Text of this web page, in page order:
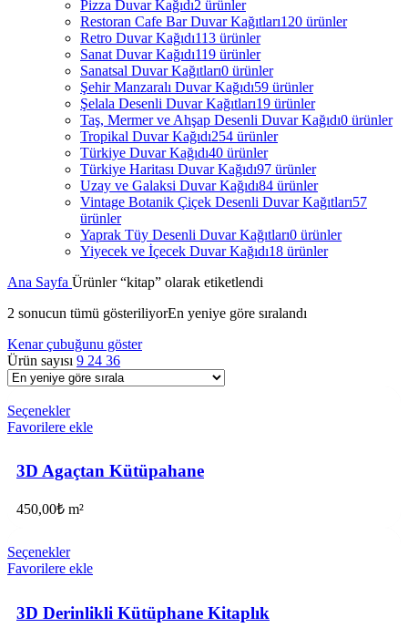
Pizza Duvar Kağıdı2 ürünler
Restoran Cafe Bar Duvar Kağıtları120 ürünler
Retro Duvar Kağıdı113 ürünler
Sanat Duvar Kağıdı119 ürünler
Sanatsal Duvar Kağıtları0 ürünler
Şehir Manzaralı Duvar Kağıdı59 ürünler
Şelala Desenli Duvar Kağıtları19 ürünler
Taş, Mermer ve Ahşap Desenli Duvar Kağıdı0 ürünler
Tropikal Duvar Kağıdı254 ürünler
Türkiye Duvar Kağıdı40 ürünler
Türkiye Haritası Duvar Kağıdı97 ürünler
Uzay ve Galaksi Duvar Kağıdı84 ürünler
Vintage Botanik Çiçek Desenli Duvar Kağıtları57
ürünler
Yaprak Tüy Desenli Duvar Kağıtları0 ürünler
Yiyecek ve İçecek Duvar Kağıdı18 ürünler
Ana Sayfa Ürünler “kitap” olarak etiketlendi
2 sonucun tümü gösteriliyorEn yeniye göre sıralandı
Kenar çubuğunu göster
Ürün sayısı 9 24 36
Seçenekler
Favorilere ekle
3D Agaçtan Kütüpahane
450,00₺ m²
Seçenekler
Favorilere ekle
3D Derinlikli Kütüphane Kitaplık